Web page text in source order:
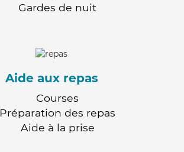
Gardes de nuit
Aide aux repas
Courses
Préparation des repas
Aide à la prise